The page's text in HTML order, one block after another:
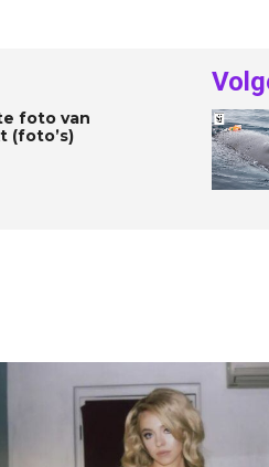
foto van
(foto’s)